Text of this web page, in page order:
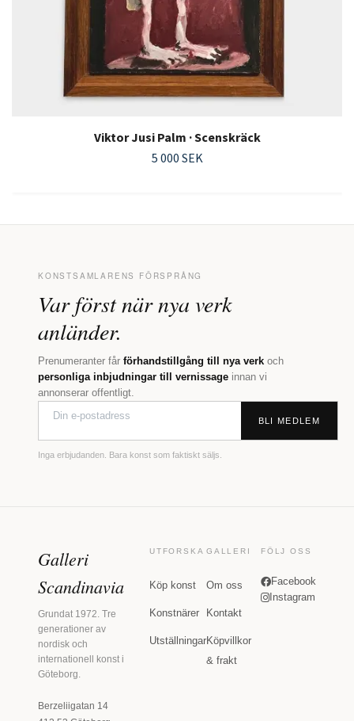
Viktor Jusi Palm · Scenskräck
5 000 SEK
KONSTSAMLARENS FÖRSPRÅNG
Var först när nya verk
anländer.
Prenumeranter får förhandstillgång till nya verk och
personliga inbjudningar till vernissage innan vi
annonserar offentligt.
BLI MEDLEM
Inga erbjudanden. Bara konst som faktiskt säljs.
Galleri
Scandinavia
Grundat 1972. Tre
generationer av
nordisk och
internationell konst i
Göteborg.
Berzeliigatan 14
UTFORSKA
Köp konst
Konstnärer
Utställningar
GALLERI
Om oss
Kontakt
Köpvillkor
& frakt
FÖLJ OSS
Facebook
Instagram